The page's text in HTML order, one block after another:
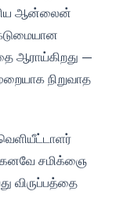
ஆன்லைன்
ஆராய்கிறது —
நிறுவாத
சமிக்ஞை
விருப்பத்தை